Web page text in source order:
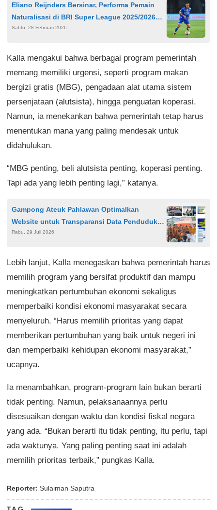
Eliano Reijnders Bersinar, Performa Pemain
Naturalisasi di BRI Super League 2025/2026
Jadi Sorotan
Sabtu, 28 Februari 2026
Kalla mengakui bahwa berbagai program pemerintah
memang memiliki urgensi, seperti program makan
bergizi gratis (MBG), pengadaan alat utama sistem
persenjataan (alutsista), hingga penguatan koperasi.
Namun, ia menekankan bahwa pemerintah tetap harus
menentukan mana yang paling mendesak untuk
didahulukan.
“MBG penting, beli alutsista penting, koperasi penting.
Tapi ada yang lebih penting lagi,” katanya.
Gampong Ateuk Pahlawan Optimalkan
Website untuk Transparansi Data Penduduk
hingga APBG
Rabu, 29 Juli 2026
Lebih lanjut, Kalla menegaskan bahwa pemerintah harus
memilih program yang bersifat produktif dan mampu
meningkatkan pertumbuhan ekonomi sekaligus
memperbaiki kondisi ekonomi masyarakat secara
menyeluruh. “Harus memilih prioritas yang dapat
memberikan pertumbuhan yang baik untuk negeri ini
dan memperbaiki kehidupan ekonomi masyarakat,”
ucapnya.
Ia menambahkan, program-program lain bukan berarti
tidak penting. Namun, pelaksanaannya perlu
disesuaikan dengan waktu dan kondisi fiskal negara
yang ada. “Bukan berarti itu tidak penting, itu perlu, tapi
ada waktunya. Yang paling penting saat ini adalah
memilih prioritas terbaik,” pungkas Kalla.
Reporter: Sulaiman Saputra